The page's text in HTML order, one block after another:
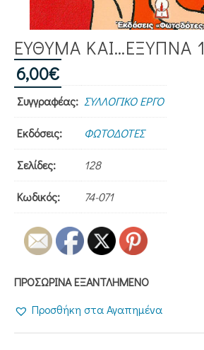
ΕΥΘΥΜΑ ΚΑΙ…ΕΞΥΠΝΑ 1
6,00€
Συγγραφέας: ΣΥΛΛΟΓΙΚΟ ΕΡΓΟ
Εκδόσεις: ΦΩΤΟΔΟΤΕΣ
Σελίδες: 128
Κωδικός: 74-071
ΠΡΟΣΩΡΙΝΑ ΕΞΑΝΤΛΗΜΕΝΟ
Προσθήκη στα Αγαπημένα